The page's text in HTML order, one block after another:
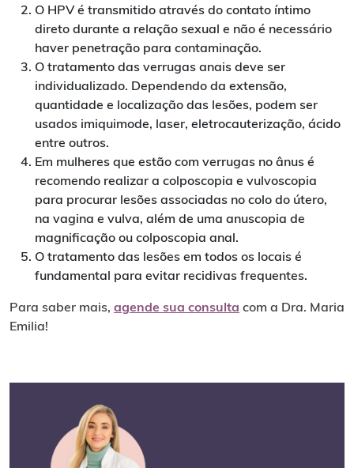
O HPV é transmitido através do contato íntimo
direto durante a relação sexual e não é necessário
haver penetração para contaminação.
O tratamento das verrugas anais deve ser
individualizado. Dependendo da extensão,
quantidade e localização das lesões, podem ser
usados imiquimode, laser, eletrocauterização, ácido
entre outros.
Em mulheres que estão com verrugas no ânus é
recomendo realizar a colposcopia e vulvoscopia
para procurar lesões associadas no colo do útero,
na vagina e vulva, além de uma anuscopia de
magnificação ou colposcopia anal.
O tratamento das lesões em todos os locais é
fundamental para evitar recidivas frequentes.
Para saber mais, agende sua consulta com a Dra. Maria
Emilia!